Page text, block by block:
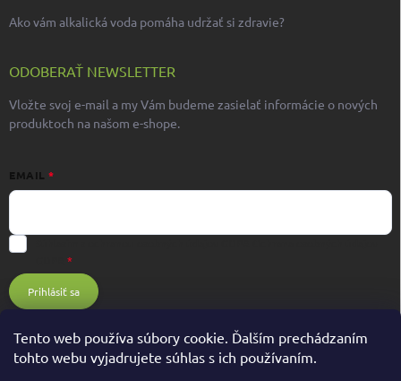
Tento web používa súbory cookie. Ďalším prechádzaním
tohto webu vyjadrujete súhlas s ich používaním.
Ako vám alkalická voda pomáha udržať si zdravie?
ODOBERAŤ NEWSLETTER
Vložte svoj e-mail a my Vám budeme zasielať informácie o nových
produktoch na našom e-shope.
EMAIL
Prihlásiť sa